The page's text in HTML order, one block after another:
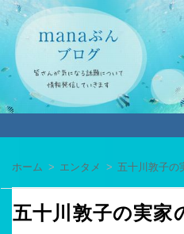
ホーム エンタメ 五十川敦子の
五十川敦子の実家